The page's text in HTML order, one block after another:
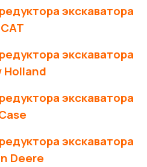
экскаватора
CAT
экскаватора
Holland
экскаватора
экскаватора
Deere